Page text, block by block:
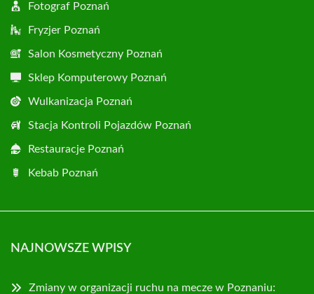
Fotograf Poznań
Fryzjer Poznań
Salon Kosmetyczny Poznań
Sklep Komputerowy Poznań
Wulkanizacja Poznań
Stacja Kontroli Pojazdów Poznań
Restauracje Poznań
Kebab Poznań
NAJNOWSZE WPISY
Zmiany w organizacji ruchu na mecze w Poznaniu: